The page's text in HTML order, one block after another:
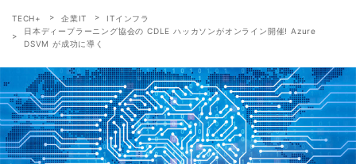
TECH+ 企業IT
ITインフラ
日本ディープラーニング協会の CDLE ハッカソンがオンライン開催! Azure
DSVM が成功に導く